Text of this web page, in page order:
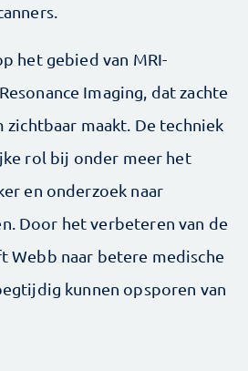
het gebied van MRI-
Imaging, dat zachte
zichtbaar maakt. De techniek
rol bij onder meer het
en onderzoek naar
Door het verbeteren van de
Webb naar betere medische
kunnen opsporen van